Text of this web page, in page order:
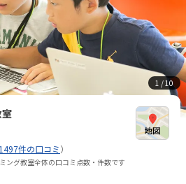
1 / 10
件の口コミ）
ング教室全体の口コミ点数・件数です